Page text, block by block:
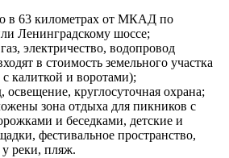
в 63 километрах от МКАД по
Ленинградскому шоссе;
электричество, водопровод
в стоимость земельного участка
с калиткой и воротами);
освещение, круглосуточная охрана;
зона отдыха для пикников с
и беседками, детские и
фестивальное пространство,
реки, пляж.